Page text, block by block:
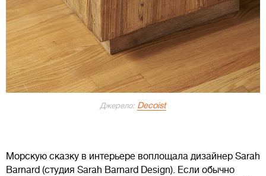
Джерело: Decoist
Морскую сказку в интерьере воплощала дизайнер Sarah
Barnard (студия Sarah Barnard Design). Если обычно